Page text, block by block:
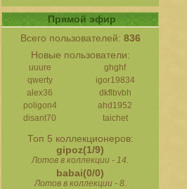
Прямой эфир
Всего пользователей: 836
Новые пользователи:
uuure
ghghf
qwerty
igor19834
alex36
dkflbvbh
poligon4
ahd1952
disant70
taichet
Топ 5 коллекционеров:
gipoz(1/9)
Лотов в коллекции - 14.
babai(0/0)
Лотов в коллекции - 8.